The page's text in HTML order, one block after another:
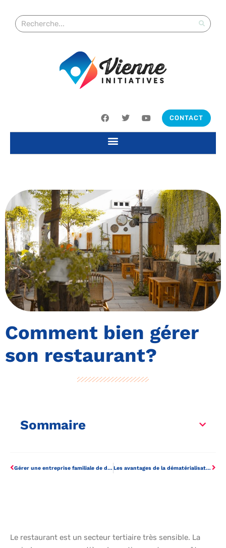
CONTACT
Comment bien gérer
son restaurant?
Sommaire
Gérer une entreprise familiale de divertissement à domicile Les avantages de la dématérialisation dans la gestion des factures fournisseurs
Le restaurant est un secteur tertiaire très sensible. La